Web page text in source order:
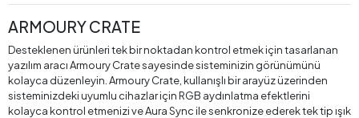
ARMOURY CRATE
Desteklenen ürünleri tek bir noktadan kontrol etmek için tasarlanan
yazılım aracı Armoury Crate sayesinde sisteminizin görünümünü
kolayca düzenleyin. Armoury Crate, kullanışlı bir arayüz üzerinden
sisteminizdeki uyumlu cihazlar için RGB aydınlatma efektlerini
kolayca kontrol etmenizi ve Aura Sync ile senkronize ederek tek tip ışık